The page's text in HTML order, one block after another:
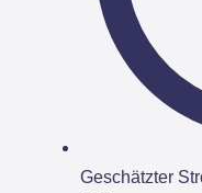
Geschätzter